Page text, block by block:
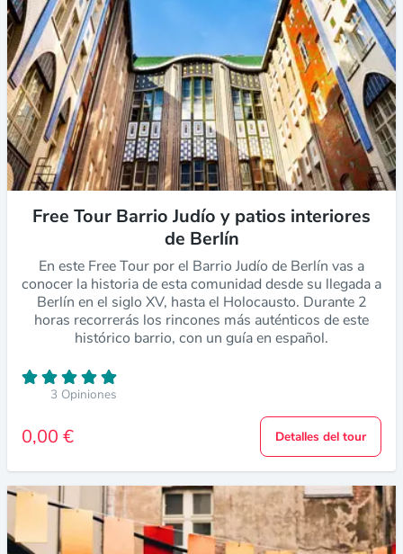
Free Tour Barrio Judío y patios interiores
de Berlín
En este Free Tour por el Barrio Judío de Berlín vas a
conocer la historia de esta comunidad desde su llegada a
Berlín en el siglo XV, hasta el Holocausto. Durante 2
horas recorrerás los rincones más auténticos de este
histórico barrio, con un guía en español.
3 Opiniones
0,00 € Detalles del tour